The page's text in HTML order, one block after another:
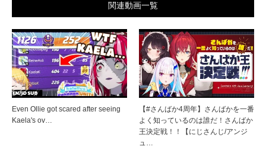
関連動画一覧
Even Ollie got scared after seeing
Kaela's ov…
【#さんばか4周年】さんばかを一番
よく知っているのは誰だ！さんばか
王決定戦！！【にじさんじ/アンジ
ュ…